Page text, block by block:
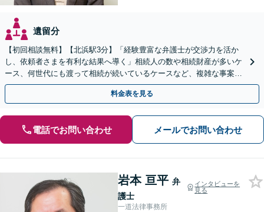
遺留分
【初回相談無料】【北浜駅3分】「経験豊富な弁護士が交渉力を活か
し、依頼者さまを有利な結果へ導く」相続人の数や相続財産が多いケ
ース、何世代にも渡って相続が続いているケースなど、複雑な事案で
も対応します！協議、調停、審判どのフェーズからも相談可
料金表を見る
電話でお問い合わせ メールでお問い合わせ
岩本 亘平 弁
護士
インタビューを
見る
一道法律事務所